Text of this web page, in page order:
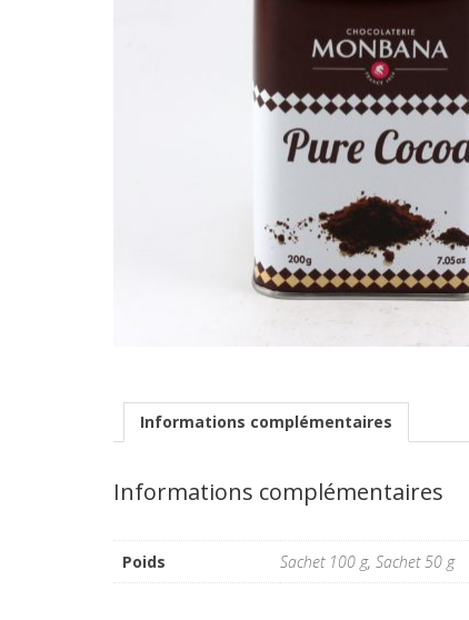
Informations complémentaires
Informations complémentaires
Poids Sachet 100 g, Sachet 50 g